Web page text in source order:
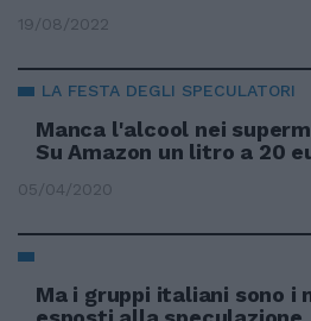
19/08/2022
LA FESTA DEGLI SPECULATORI
Manca l'alcool nei
Su Amazon un litro a 20
05/04/2020
Ma i gruppi italiani sono i